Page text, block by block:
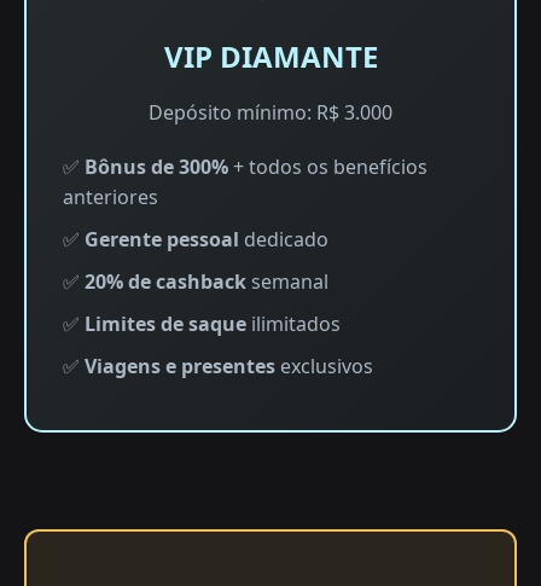
VIP DIAMANTE
Depósito mínimo: R$ 3.000
✅ Bônus de 300%+ todos os benefícios
anteriores
✅ Gerente pessoal dedicado
✅ 20% de cashback semanal
✅ Limites de saque ilimitados
✅ Viagens e presentes exclusivos